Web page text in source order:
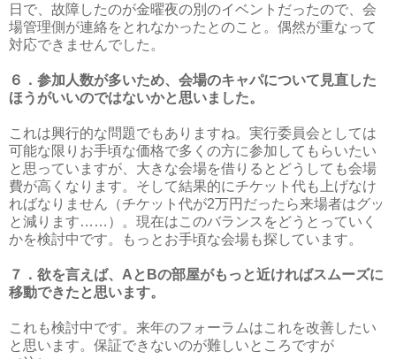
日で、故障したのが金曜夜の別のイベントだったので、会
場管理側が連絡をとれなかったとのこと。偶然が重なって
対応できませんでした。
６．参加人数が多いため、会場のキャパについて見直した
ほうがいいのではないかと思いました。
これは興行的な問題でもありますね。実行委員会としては
可能な限りお手頃な価格で多くの方に参加してもらいたい
と思っていますが、大きな会場を借りるとどうしても会場
費が高くなります。そして結果的にチケット代も上げなけ
ればなりません（チケット代が2万円だったら来場者はグッ
と減ります……）。現在はこのバランスをどうとっていく
かを検討中です。もっとお手頃な会場も探しています。
７．欲を言えば、AとBの部屋がもっと近ければスムーズに
移動できたと思います。
これも検討中です。来年のフォーラムはこれを改善したい
と思います。保証できないのが難しいところですが